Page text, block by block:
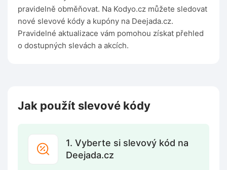
pravidelně obměňovat. Na Kodyo.cz můžete sledovat
nové slevové kódy a kupóny na Deejada.cz.
Pravidelné aktualizace vám pomohou získat přehled
o dostupných slevách a akcích.
Jak použít slevové kódy
1. Vyberte si slevový kód na
Deejada.cz